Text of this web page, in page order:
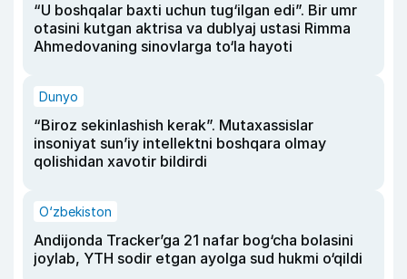
“U boshqalar baxti uchun tug‘ilgan edi”. Bir umr
otasini kutgan aktrisa va dublyaj ustasi Rimma
Ahmedovaning sinovlarga to‘la hayoti
Dunyo
“Biroz sekinlashish kerak”. Mutaxassislar
insoniyat sun’iy intellektni boshqara olmay
qolishidan xavotir bildirdi
O‘zbekiston
Andijonda Tracker’ga 21 nafar bog‘cha bolasini
joylab, YTH sodir etgan ayolga sud hukmi o‘qildi